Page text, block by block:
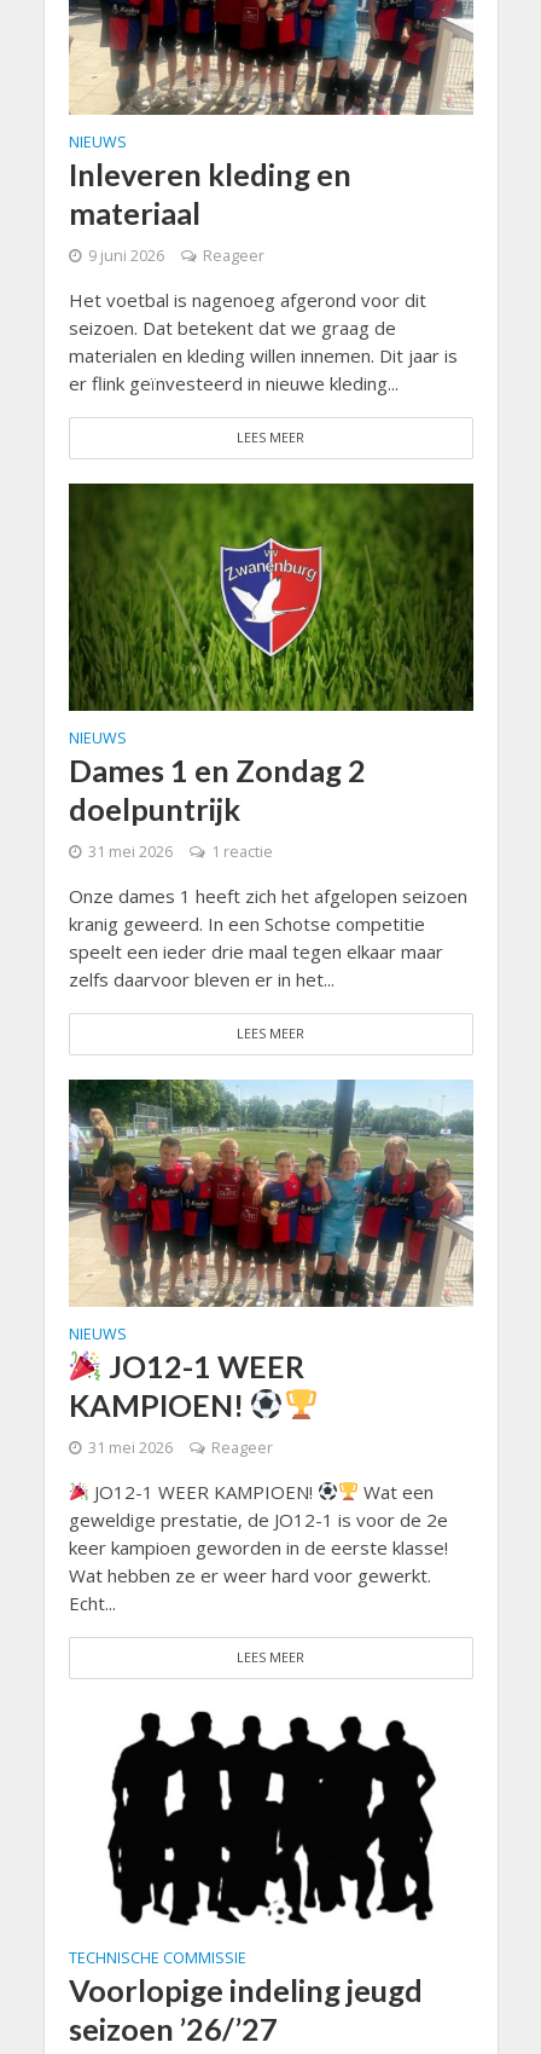
NIEUWS
Inleveren kleding en
materiaal
9 juni 2026 Reageer
Het voetbal is nagenoeg afgerond voor dit
seizoen. Dat betekent dat we graag de
materialen en kleding willen innemen. Dit jaar is
er flink geïnvesteerd in nieuwe kleding...
LEES MEER
NIEUWS
Dames 1 en Zondag 2
doelpuntrijk
31 mei 2026 1 reactie
Onze dames 1 heeft zich het afgelopen seizoen
kranig geweerd. In een Schotse competitie
speelt een ieder drie maal tegen elkaar maar
zelfs daarvoor bleven er in het...
LEES MEER
NIEUWS
JO12-1 WEER
KAMPIOEN!
31 mei 2026 Reageer
JO12-1 WEER KAMPIOEN!
Wat een
geweldige prestatie, de JO12-1 is voor de 2e
keer kampioen geworden in de eerste klasse!
Wat hebben ze er weer hard voor gewerkt.
Echt...
LEES MEER
TECHNISCHE COMMISSIE
Voorlopige indeling jeugd
seizoen ’26/’27